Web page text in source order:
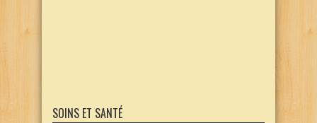
SOINS ET SANTÉ